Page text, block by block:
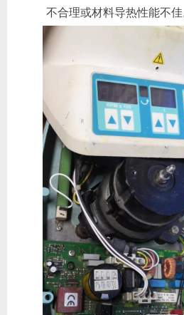
不合理或材料导热性能不佳